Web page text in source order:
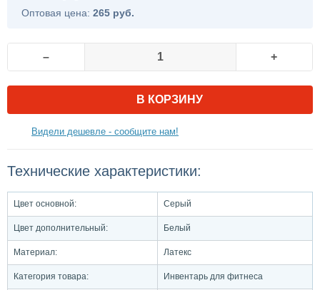
Оптовая цена: 265 руб.
– +
В КОРЗИНУ
Видели дешевле - сообщите нам!
Технические характеристики:
Цвет основной: Серый
Цвет дополнительный: Белый
Материал: Латекс
Категория товара: Инвентарь для фитнеса